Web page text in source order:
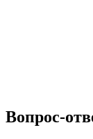
Вопрос-